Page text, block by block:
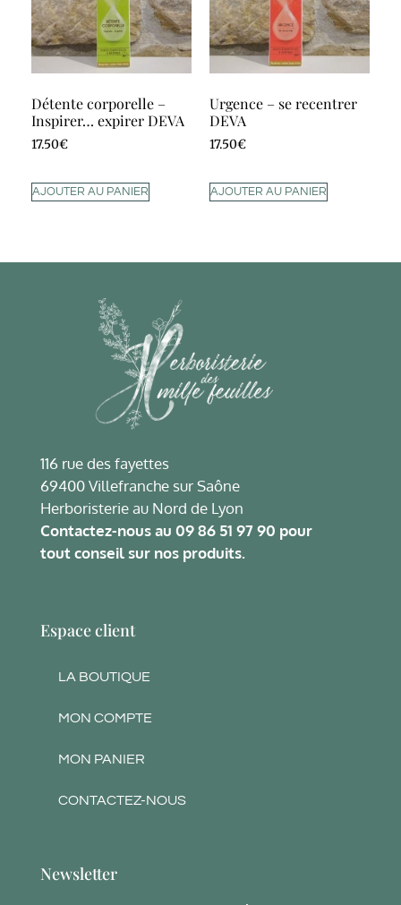
Détente corporelle –
Inspirer… expirer DEVA
17.50€
AJOUTER AU PANIER
Urgence – se recentrer
DEVA
17.50€
AJOUTER AU PANIER
116 rue des fayettes
69400 Villefranche sur Saône
Herboristerie au Nord de Lyon
Contactez-nous au 09 86 51 97 90 pour
tout conseil sur nos produits.
Espace client
LA BOUTIQUE
MON COMPTE
MON PANIER
CONTACTEZ-NOUS
Newsletter